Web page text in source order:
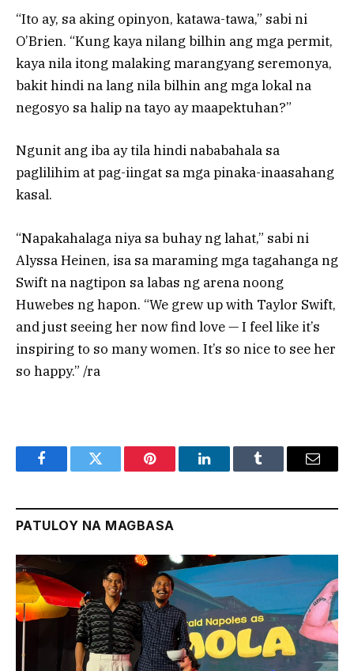
“Ito ay, sa aking opinyon, katawa-tawa,” sabi ni
O’Brien. “Kung kaya nilang bilhin ang mga permit,
kaya nila itong malaking marangyang seremonya,
bakit hindi na lang nila bilhin ang mga lokal na
negosyo sa halip na tayo ay maapektuhan?”
Ngunit ang iba ay tila hindi nababahala sa
paglilihim at pag-iingat sa mga pinaka-inaasahang
kasal.
“Napakahalaga niya sa buhay ng lahat,” sabi ni
Alyssa Heinen, isa sa maraming mga tagahanga ng
Swift na nagtipon sa labas ng arena noong
Huwebes ng hapon. “We grew up with Taylor Swift,
and just seeing her now find love — I feel like it’s
inspiring to so many women. It’s so nice to see her
so happy.” /ra
FacebookTwitter Pinterest LinkedInTumblr Email
PATULOY NA MAGBASA